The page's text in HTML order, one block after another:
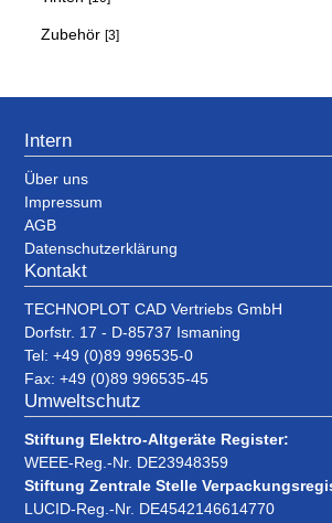
Zubehör [3]
Intern
Über uns
Impressum
AGB
Datenschutzerklärung
Kontakt
TECHNOPLOT CAD Vertriebs GmbH
Dorfstr. 17 - D-85737 Ismaning
Tel: +49 (0)89 996535-0
Fax: +49 (0)89 996535-45
Umweltschutz
Stiftung Elektro-Altgeräte Register:
WEEE-Reg.-Nr. DE23948359
Stiftung Zentrale Stelle
LUCID-Reg.-Nr. DE4542146614770